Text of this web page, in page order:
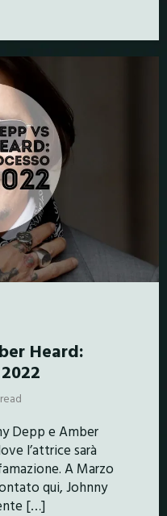
Heard:
Depp e Amber
l’attrice sarà
A Marzo
qui, Johnny
[…]